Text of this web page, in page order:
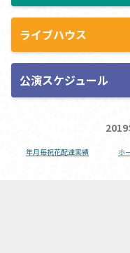
ライブハウス
公演スケジュール
年月毎祝花配達実績 ホ